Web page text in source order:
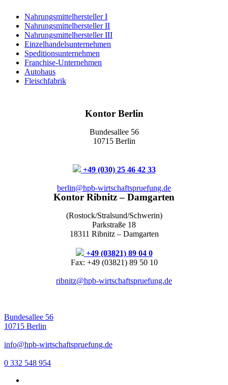
Nahrungsmittelhersteller I
Nahrungsmittelhersteller II
Nahrungsmittelhersteller III
Einzelhandelsunternehmen
Speditionsunternehmen
Franchise-Unternehmen
Autohaus
Fleischfabrik
Kontor Berlin
Bundesallee 56
10715 Berlin
+49 (030) 25 46 42 33
berlin@hpb-wirtschaftspruefung.de
Kontor Ribnitz – Damgarten
(Rostock/Stralsund/Schwerin)
Parkstraße 18
18311 Ribnitz – Damgarten
+49 (03821) 89 04 0
Fax: +49 (03821) 89 50 10
ribnitz@hpb-wirtschaftspruefung.de
Bundesallee 56
10715 Berlin
info@hpb-wirtschaftspruefung.de
0 332 548 954